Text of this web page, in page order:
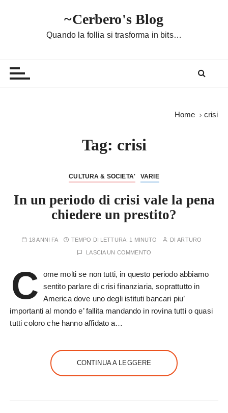
~Cerbero's Blog
Quando la follia si trasforma in bits…
Home crisi
Tag: crisi
CULTURA & SOCIETA' VARIE
In un periodo di crisi vale la pena
chiedere un prestito?
18 ANNI FA TEMPO DI LETTURA: 1 MINUTO DIARTURO
LASCIA UN COMMENTO
C
ome molti se non tutti, in questo periodo abbiamo
sentito parlare di crisi finanziaria, soprattutto in
America dove uno degli istituti bancari piu’
importanti al mondo e’ fallita mandando in rovina tutti o quasi
tutti coloro che hanno affidato a…
CONTINUA A LEGGERE